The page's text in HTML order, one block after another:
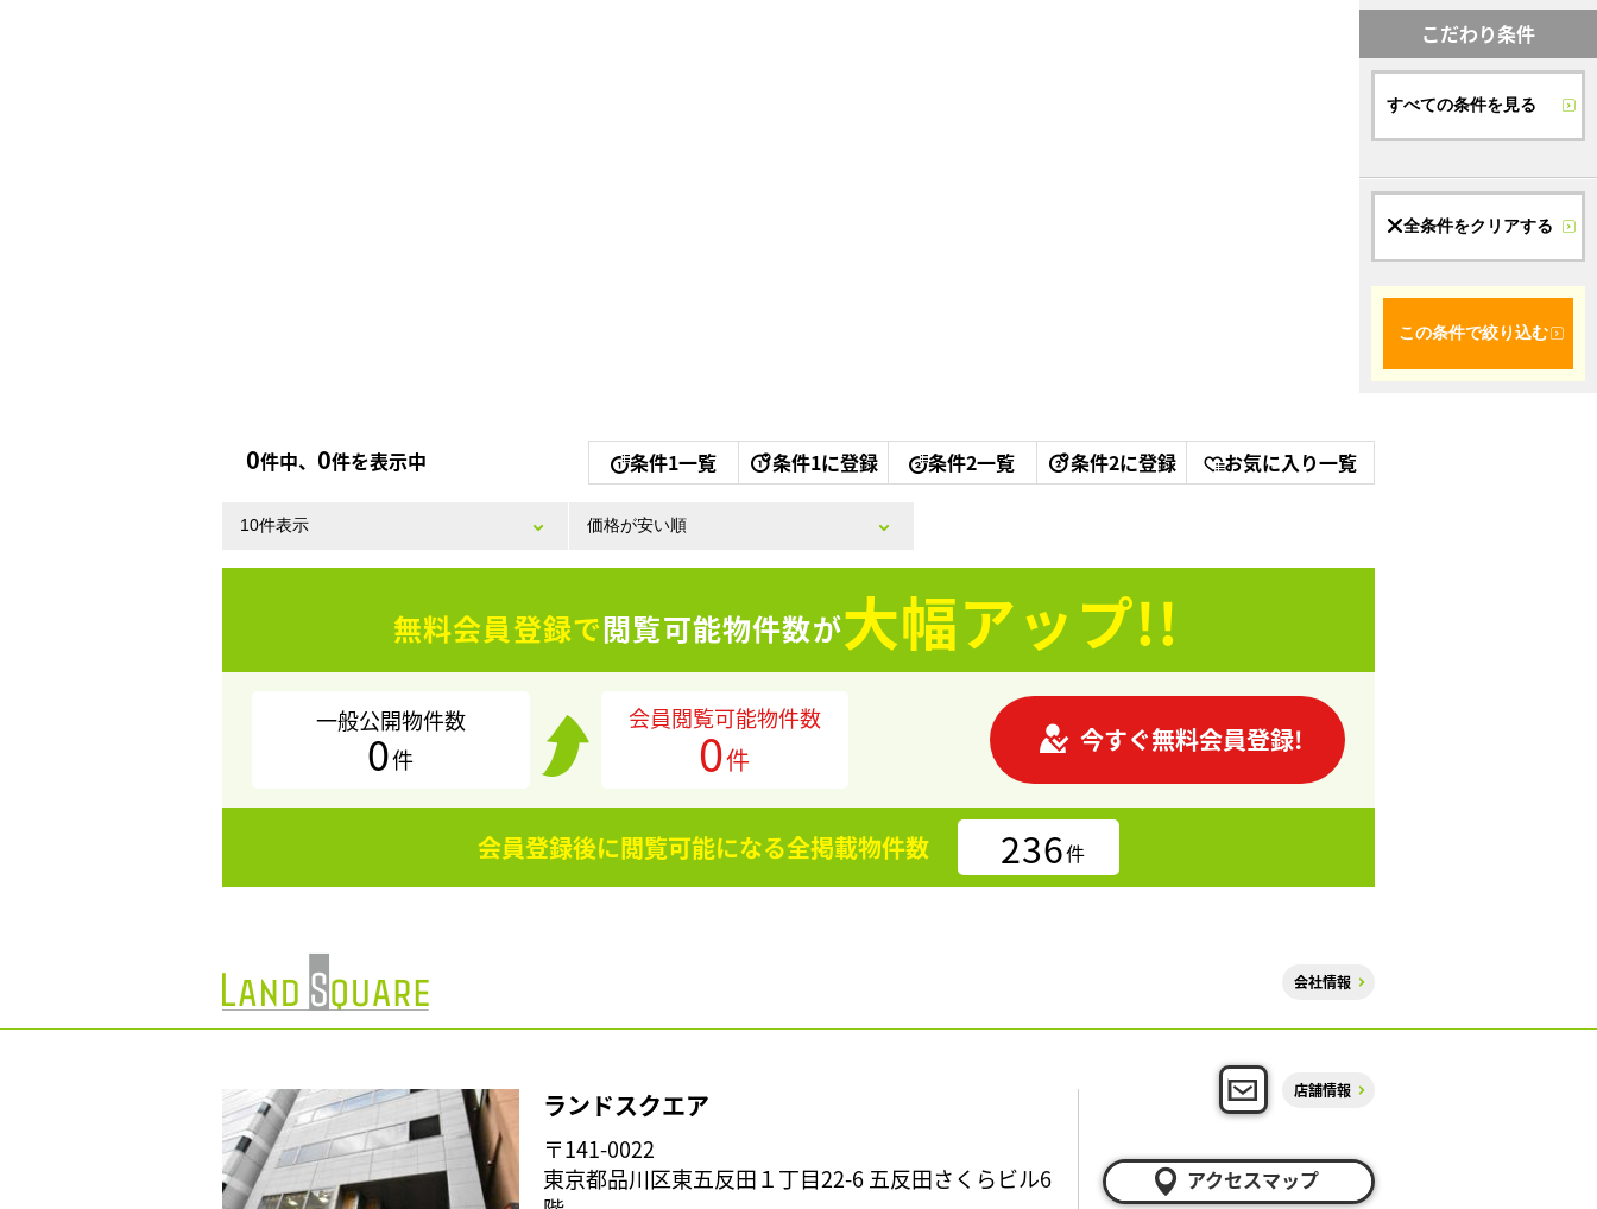
こだわり条件
すべての条件を見る
全条件をクリアする
この条件で絞り込む
0件中、 0件を表示中 条件1一覧 条件1に登録 条件2一覧 条件2に登録 お気に入り一覧
無料会員登録で閲覧可能物件数が大幅アップ!!
一般公開物件数
0件
会員閲覧可能物件数
0件
今すぐ無料会員登録!
会員登録後に閲覧可能になる全掲載物件数 236件
会社情報
ランドスクエア
〒141-0022
東京都品川区東五反田１丁目22-6 五反田さくらビル6
店舗情報
アクセスマップ